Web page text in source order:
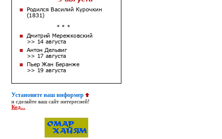
Установите наш информер
и сделайте ваш сайт интересней!
Код...